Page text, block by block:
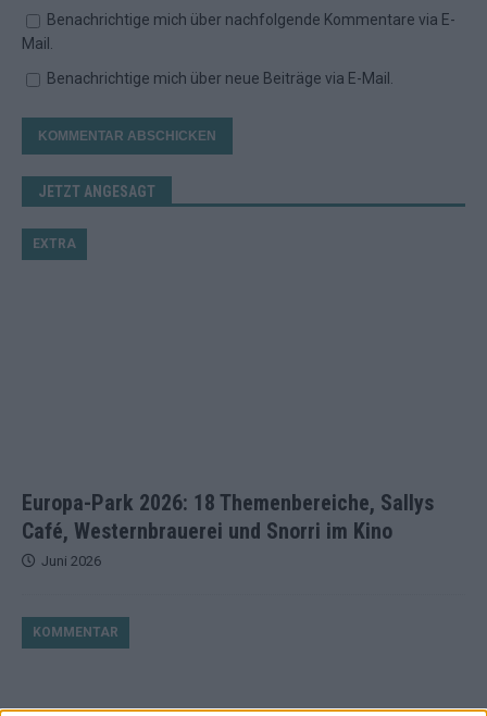
Benachrichtige mich über nachfolgende Kommentare via E-
Mail.
Benachrichtige mich über neue Beiträge via E-Mail.
JETZT ANGESAGT
Europa-Park 2026: 18 Themenbereiche, Sallys
Café, Westernbrauerei und Snorri im Kino
EXTRA
Juni 2026
KOMMENTAR